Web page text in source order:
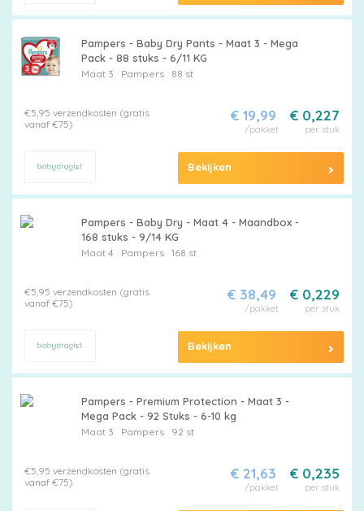
Pampers - Baby Dry Pants - Maat 3 - Mega
Pack - 88 stuks - 6/11 KG
Maat 3 Pampers88 st
€5,95 verzendkosten (gratis
vanaf €75)
€ 0,227
per stuk
€ 19,99
/pakket
Bekijken
Pampers - Baby Dry - Maat 4 - Maandbox -
168 stuks - 9/14 KG
Maat 4 Pampers168 st
€5,95 verzendkosten (gratis
vanaf €75)
€ 0,229
per stuk
€ 38,49
/pakket
Bekijken
Pampers - Premium Protection - Maat 3 -
Mega Pack - 92 Stuks - 6-10 kg
Maat 3 Pampers92 st
€5,95 verzendkosten (gratis
vanaf €75)
€ 0,235
per stuk
€ 21,63
/pakket